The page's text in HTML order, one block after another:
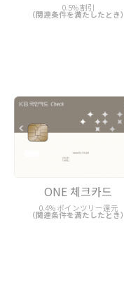
0.5% 割引
（関連条件を満たしたとき）
ONE 체크카드
0.4% ポインツリー還元
（関連条件を満たしたとき）